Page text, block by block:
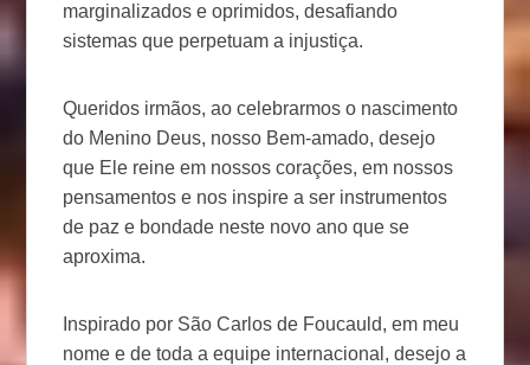
marginalizados e oprimidos, desafiando
sistemas que perpetuam a injustiça.
Queridos irmãos, ao celebrarmos o nascimento
do Menino Deus, nosso Bem-amado, desejo
que Ele reine em nossos corações, em nossos
pensamentos e nos inspire a ser instrumentos
de paz e bondade neste novo ano que se
aproxima.
Inspirado por São Carlos de Foucauld, em meu
nome e de toda a equipe internacional, desejo a